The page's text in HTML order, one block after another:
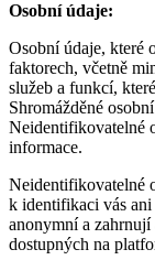
Osobní údaje:
Osobní údaje, které
faktorech, včetně
služeb a funkcí,
Shromážděné
Neidentifikovatelné
informace.
Neidentifikovatelné
k identifikaci vás
anonymní a
dostupných na